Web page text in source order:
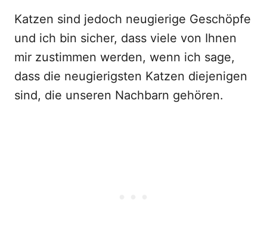
Katzen sind jedoch neugierige Geschöpfe
und ich bin sicher, dass viele von Ihnen
mir zustimmen werden, wenn ich sage,
dass die neugierigsten Katzen diejenigen
sind, die unseren Nachbarn gehören.